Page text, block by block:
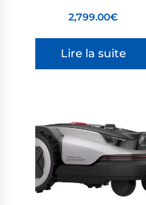
2,799.00€
Lire la suite